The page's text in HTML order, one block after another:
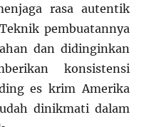
rasa autentik
pembuatannya
dan didinginkan
konsistensi
es krim Amerika
dinikmati dalam